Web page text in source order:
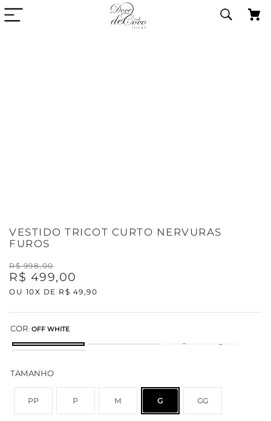
VESTIDO TRICOT CURTO NERVURAS
FUROS
R$ 998,00
R$ 499,00
OU 10X DE R$ 49 ,90
COR: OFF WHITE
TAMANHO
PP P M G GG